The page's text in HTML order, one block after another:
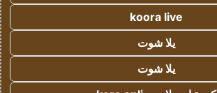
koora live
يلا شوت
يلا شوت